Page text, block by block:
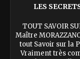
LES
TOUT SAVOIR
Maître
tout Savoir sur la
Vraiment très